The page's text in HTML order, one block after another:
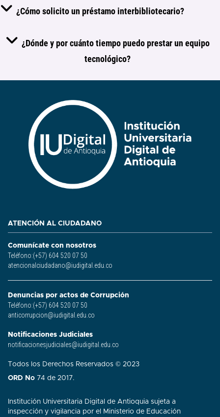
¿Cómo solicito un préstamo interbibliotecario?
¿Dónde y por cuánto tiempo puedo prestar un equipo
tecnológico?
ATENCIÓN AL CIUDADANO
Comunícate con nosotros
Teléfono:(+57) 604 520 07 50
atencionalciudadano@iudigital.edu.co
Denuncias por actos de Corrupción
Teléfono:(+57) 604 520 07 50
anticorrupcion@iudigital.edu.co
Notificaciones Judiciales
notificacionesjudiciales@iudigital.edu.co
Todos los Derechos Reservados © 2023
ORD No 74 de 2017.
Institución Universitaria Digital de Antioquia sujeta a
inspección y vigilancia por el Ministerio de Educación